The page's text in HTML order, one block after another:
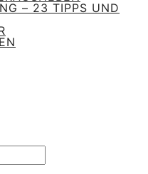
– 23 TIPPS UND